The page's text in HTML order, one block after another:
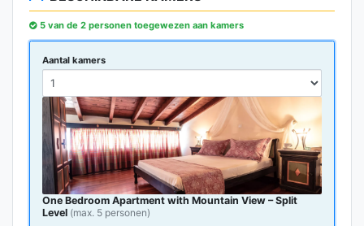
5 van de 2 personen toegewezen aan kamers
Aantal kamers
One Bedroom Apartment with Mountain View – Split
Level (max. 5 personen)